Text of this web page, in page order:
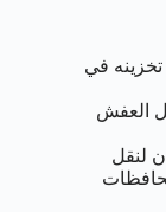
في
العفش
لنقل